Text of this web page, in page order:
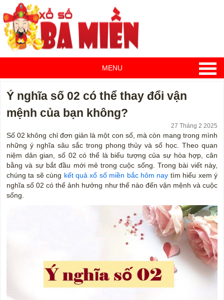
MENU
Ý nghĩa số 02 có thể thay đổi vận
mệnh của bạn không?
27 Tháng 2 2025
Số 02 không chỉ đơn giản là một con số, mà còn mang trong mình
những ý nghĩa sâu sắc trong phong thủy và số học. Theo quan
niệm dân gian, số 02 có thể là biểu tượng của sự hòa hợp, cân
bằng và sự bắt đầu mới mẻ trong cuộc sống. Trong bài viết này,
chúng ta sẽ cùng kết quả xổ số miền bắc hôm nay tìm hiểu xem ý
nghĩa số 02 có thể ảnh hưởng như thế nào đến vận mệnh và cuộc
sống.